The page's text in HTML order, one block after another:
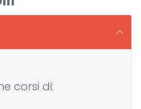
corsi di: